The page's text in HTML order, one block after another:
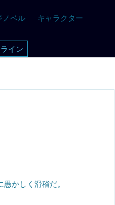
ノベル キャラクター
イン
かしく滑稽だ。